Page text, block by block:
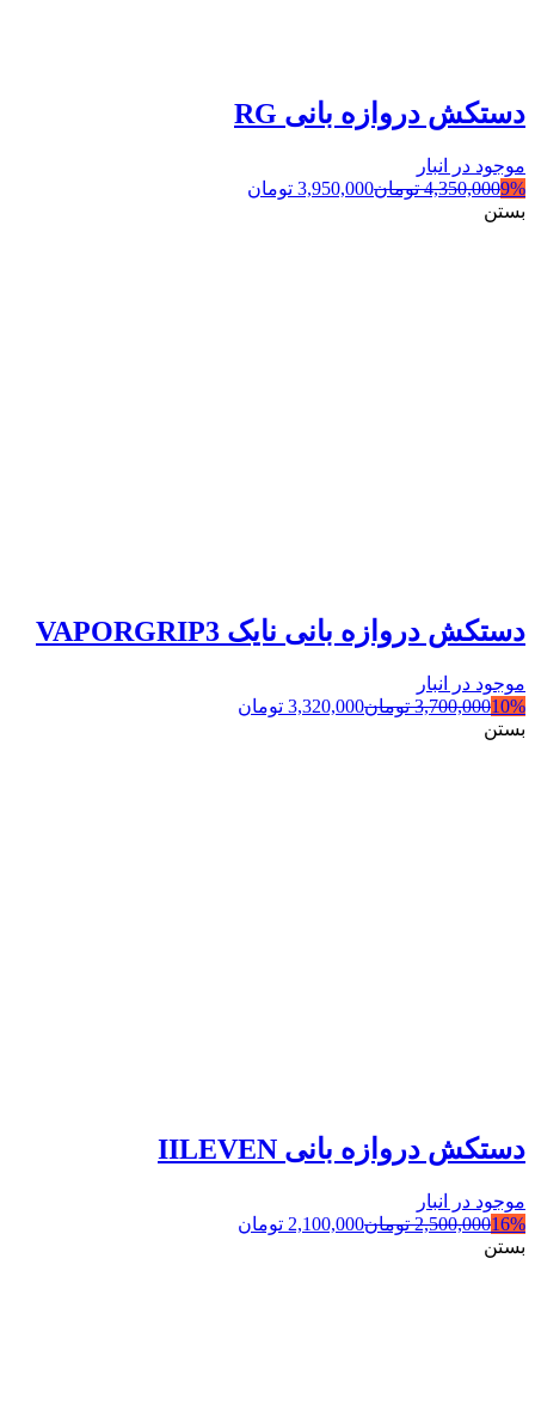
دستکش دروازه بانی RG
موجود در انبار
9%
4,350,000 تومان3,950,000 تومان
بستن
دستکش دروازه بانی نایک VAPORGRIP3
موجود در انبار
10%
3,700,000 تومان3,320,000 تومان
بستن
دستکش دروازه بانی IILEVEN
موجود در انبار
16%
2,500,000 تومان2,100,000 تومان
بستن